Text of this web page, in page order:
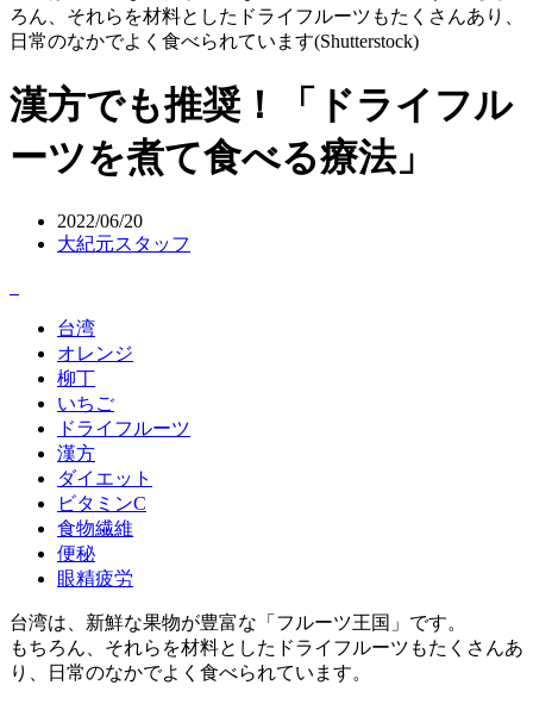
ろん、それらを材料としたドライフルーツもたくさんあり、
日常のなかでよく食べられています(Shutterstock)
漢方でも推奨！「ドライフル
ーツを煮て食べる療法」
2022/06/20
大紀元スタッフ
台湾
オレンジ
柳丁
いちご
ドライフルーツ
漢方
ダイエット
ビタミンC
食物繊維
便秘
眼精疲労
台湾は、新鮮な果物が豊富な「フルーツ王国」です。
もちろん、それらを材料としたドライフルーツもたくさんあ
り、日常のなかでよく食べられています。